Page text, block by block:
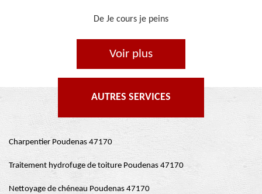
De Ornella
Voir plus
AUTRES SERVICES
Charpentier Poudenas 47170
Traitement hydrofuge de toiture Poudenas 47170
Nettoyage de chéneau Poudenas 47170